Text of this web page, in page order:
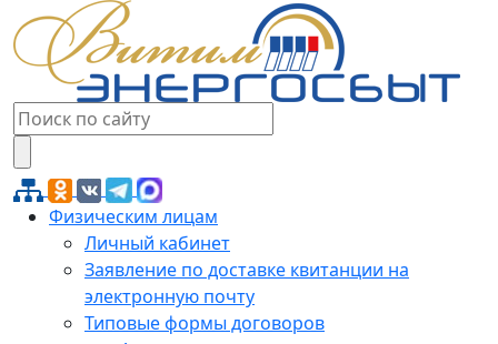
Физическим лицам
Личный кабинет
Заявление по доставке квитанции на
электронную почту
Типовые формы договоров